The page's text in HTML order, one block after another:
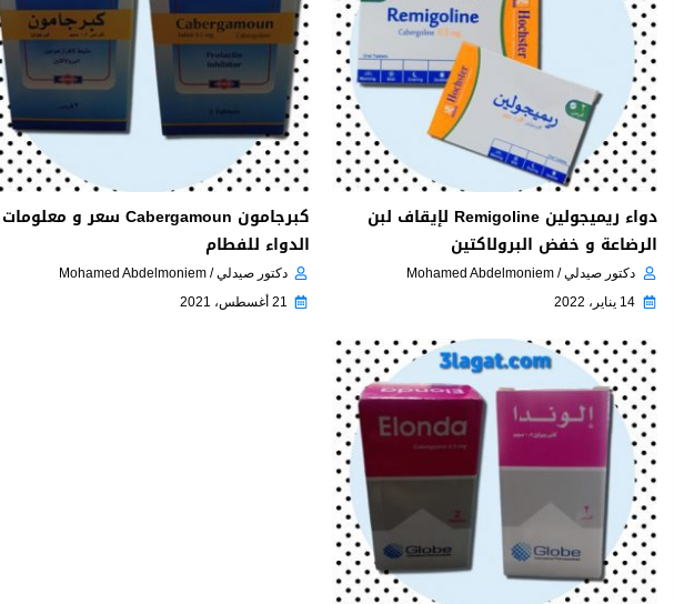
دواء ريميجولين Remigoline لإيقاف لبن
الرضاعة و خفض البرولاكتين
دكتور صيدلي / Mohamed Abdelmoniem
14 يناير، 2022
كبرجامون Cabergamoun سعر و معلومات
الدواء للفطام
دكتور صيدلي / Mohamed Abdelmoniem
21 أغسطس، 2021